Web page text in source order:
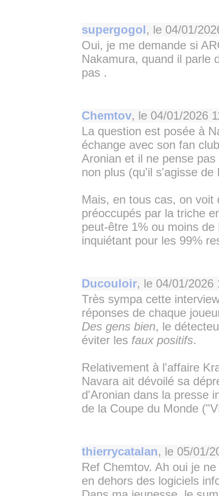
supergogol, le 04/01/
Oui, je me demande si
Nakamura, quand il parle
pas .
Chemtov, le 04/01/2026
La question est posée à
échange avec son fan
Aronian et il ne pense
non plus (qu'il s'agisse de
Mais, en tous cas, on
préoccupés par la triche
peut-être 1% ou moins
inquiétant pour les 99%
Ducouloir, le 04/01/2026
Très sympa cette
réponses de chaque
Des gens bien, le
éviter les faux positifs.
Relativement à l'affaire
Navara ait dévoilé sa
d'Aronian dans la presse
de la Coupe du Monde
thierrycatalan, le 05/01/
Ref Chemtov. Ah oui je
en dehors des logiciels